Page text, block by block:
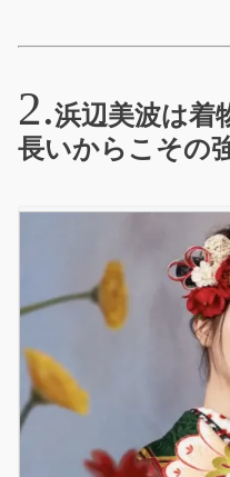
浜辺美波は着
長いからこその